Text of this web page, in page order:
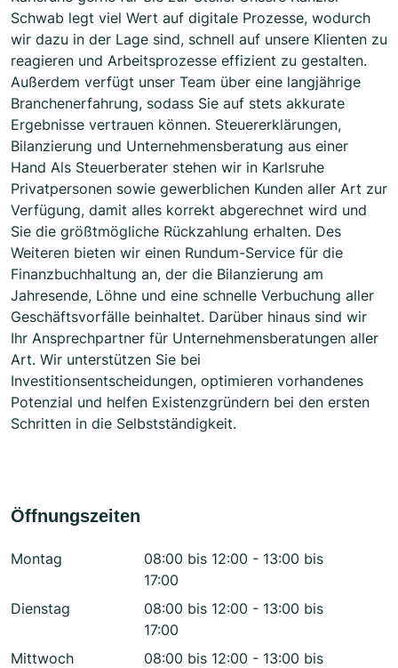
Schwab legt viel Wert auf digitale Prozesse, wodurch
wir dazu in der Lage sind, schnell auf unsere Klienten zu
reagieren und Arbeitsprozesse effizient zu gestalten.
Außerdem verfügt unser Team über eine langjährige
Branchenerfahrung, sodass Sie auf stets akkurate
Ergebnisse vertrauen können. Steuererklärungen,
Bilanzierung und Unternehmensberatung aus einer
Hand Als Steuerberater stehen wir in Karlsruhe
Privatpersonen sowie gewerblichen Kunden aller Art zur
Verfügung, damit alles korrekt abgerechnet wird und
Sie die größtmögliche Rückzahlung erhalten. Des
Weiteren bieten wir einen Rundum-Service für die
Finanzbuchhaltung an, der die Bilanzierung am
Jahresende, Löhne und eine schnelle Verbuchung aller
Geschäftsvorfälle beinhaltet. Darüber hinaus sind wir
Ihr Ansprechpartner für Unternehmensberatungen aller
Art. Wir unterstützen Sie bei
Investitionsentscheidungen, optimieren vorhandenes
Potenzial und helfen Existenzgründern bei den ersten
Schritten in die Selbstständigkeit.
Öffnungszeiten
Montag
08:00 bis 12:00 - 13:00 bis
17:00
Dienstag
08:00 bis 12:00 - 13:00 bis
17:00
Mittwoch
08:00 bis 12:00 - 13:00 bis